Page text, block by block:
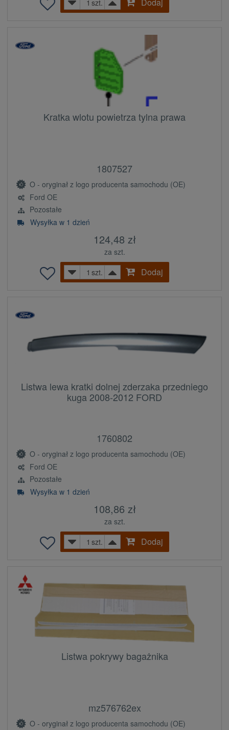
szt.
Kratka wlotu powietrza tylna prawa
1807527
O - oryginał z logo producenta samochodu (OE)
Ford OE
Pozostałe
Wysyłka w 1 dzień
124,48 zł
za szt.
szt.
Dodaj
Listwa lewa kratki dolnej zderzaka przedniego
kuga 2008-2012 FORD
1760802
O - oryginał z logo producenta samochodu (OE)
Ford OE
Pozostałe
Wysyłka w 1 dzień
108,86 zł
za szt.
szt.
Dodaj
Listwa pokrywy bagażnika
mz576762ex
O - oryginał z logo producenta samochodu (OE)